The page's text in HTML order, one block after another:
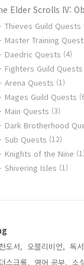
Elder Scrolls IV:
Thieves Guild Quests
Master Training
Daedric Quests (4)
Fighters Guild Quests
Arena Quests (1)
Mages Guild Quests
Main Quests (3)
Dark Brotherhood
Sub Quests (12)
Knights of the Nine (1)
Shivering Isles (1)
도서, 오블리비언, 독
스크롤, 영어 공부, 소